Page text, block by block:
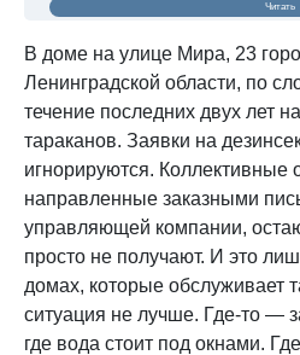
Читать
В доме на улице Мира, 23
Ленинградской области, по
течение последних двух лет
тараканов. Заявки на
игнорируются. Коллективные
направленные заказными
управляющей компании,
просто не получают. И это
домах, которые обслуживает
ситуация не лучше. Где-то —
где вода стоит под окнами.